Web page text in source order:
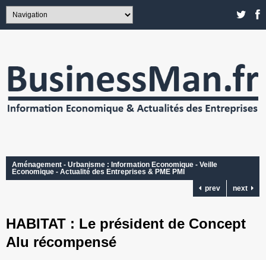
Aménagement - Urbanisme : Information Economique - Veille
Economique - Actualité des Entreprises & PME PMI
prev
next
HABITAT : Le président de Concept
Alu récompensé